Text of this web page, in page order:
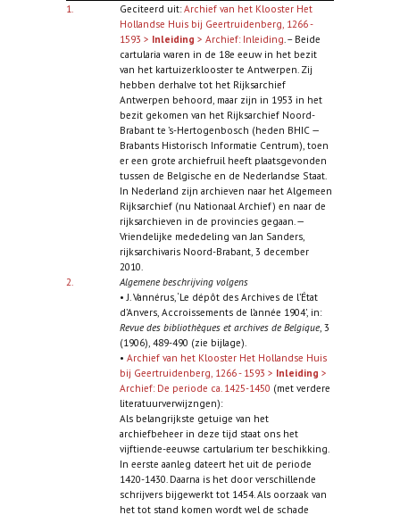
1. Geciteerd uit:Archief van het Klooster Het
Hollandse Huis bij Geertruidenberg, 1266 -
1593 > Inleiding > Archief: Inleiding . – Beide
cartularia waren in de 18e eeuw in het bezit
van het kartuizerklooster te Antwerpen. Zij
hebben derhalve tot het Rijksarchief
Antwerpen behoord, maar zijn in 1953 in het
bezit gekomen van het Rijksarchief Noord-
Brabant te ’s-Hertogenbosch (heden BHIC —
Brabants Historisch Informatie Centrum), toen
er een grote archiefruil heeft plaatsgevonden
tussen de Belgische en de Nederlandse Staat.
In Nederland zijn archieven naar het Algemeen
Rijksarchief (nu Nationaal Archief) en naar de
rijksarchieven in de provincies gegaan. —
Vriendelijke mededeling van Jan Sanders,
rijksarchivaris Noord-Brabant, 3 december
2010.
2.
Algemene beschrijving volgens
• J. Vannérus, ‘Le dépôt des Archives de l’État
d’Anvers, Accroissements de l’année 1904’, in:
Revue des bibliothèques et archives de Belgique, 3
(1906), 489-490 (zie bijlage).
• Archief van het Klooster Het Hollandse Huis
bij Geertruidenberg, 1266 - 1593 > Inleiding >
Archief: De periode ca. 1425-1450 (met verdere
literatuurverwijzngen):
Als belangrijkste getuige van het
archiefbeheer in deze tijd staat ons het
vijftiende-eeuwse cartularium ter beschikking.
In eerste aanleg dateert het uit de periode
1420-1430. Daarna is het door verschillende
schrijvers bijgewerkt tot 1454. Als oorzaak van
het tot stand komen wordt wel de schade